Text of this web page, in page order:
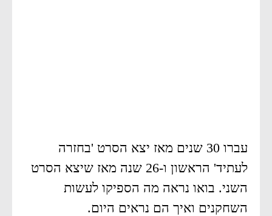
עברו 30 שנים מאז יצא הסרט 'בחזרה
לעתיד' הראשון ו-26 שנה מאז שיצא הסרט
השני. בואו נראה מה הספיקו לעשות
השחקנים ואיך הם נראים היום.